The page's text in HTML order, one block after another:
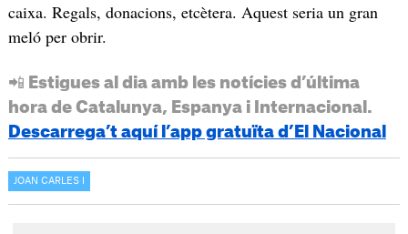
caixa. Regals, donacions, etcètera. Aquest seria un gran
meló per obrir.
📲 Estigues al dia amb les notícies d’última
hora de Catalunya, Espanya i Internacional.
Descarrega’t aquí l’app gratuïta d’El Nacional
JOAN CARLES I